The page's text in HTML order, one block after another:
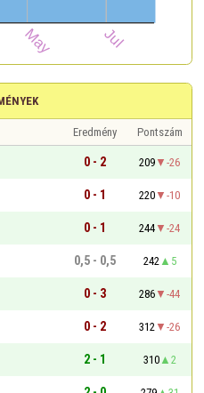
Eredmény
Pontszám
0 - 2 209
-26
0 - 1 220
-10
0 - 1 244
-24
0,5 - 0,5 242
5
0 - 3 286
-44
0 - 2 312
-26
2 - 1 310
2